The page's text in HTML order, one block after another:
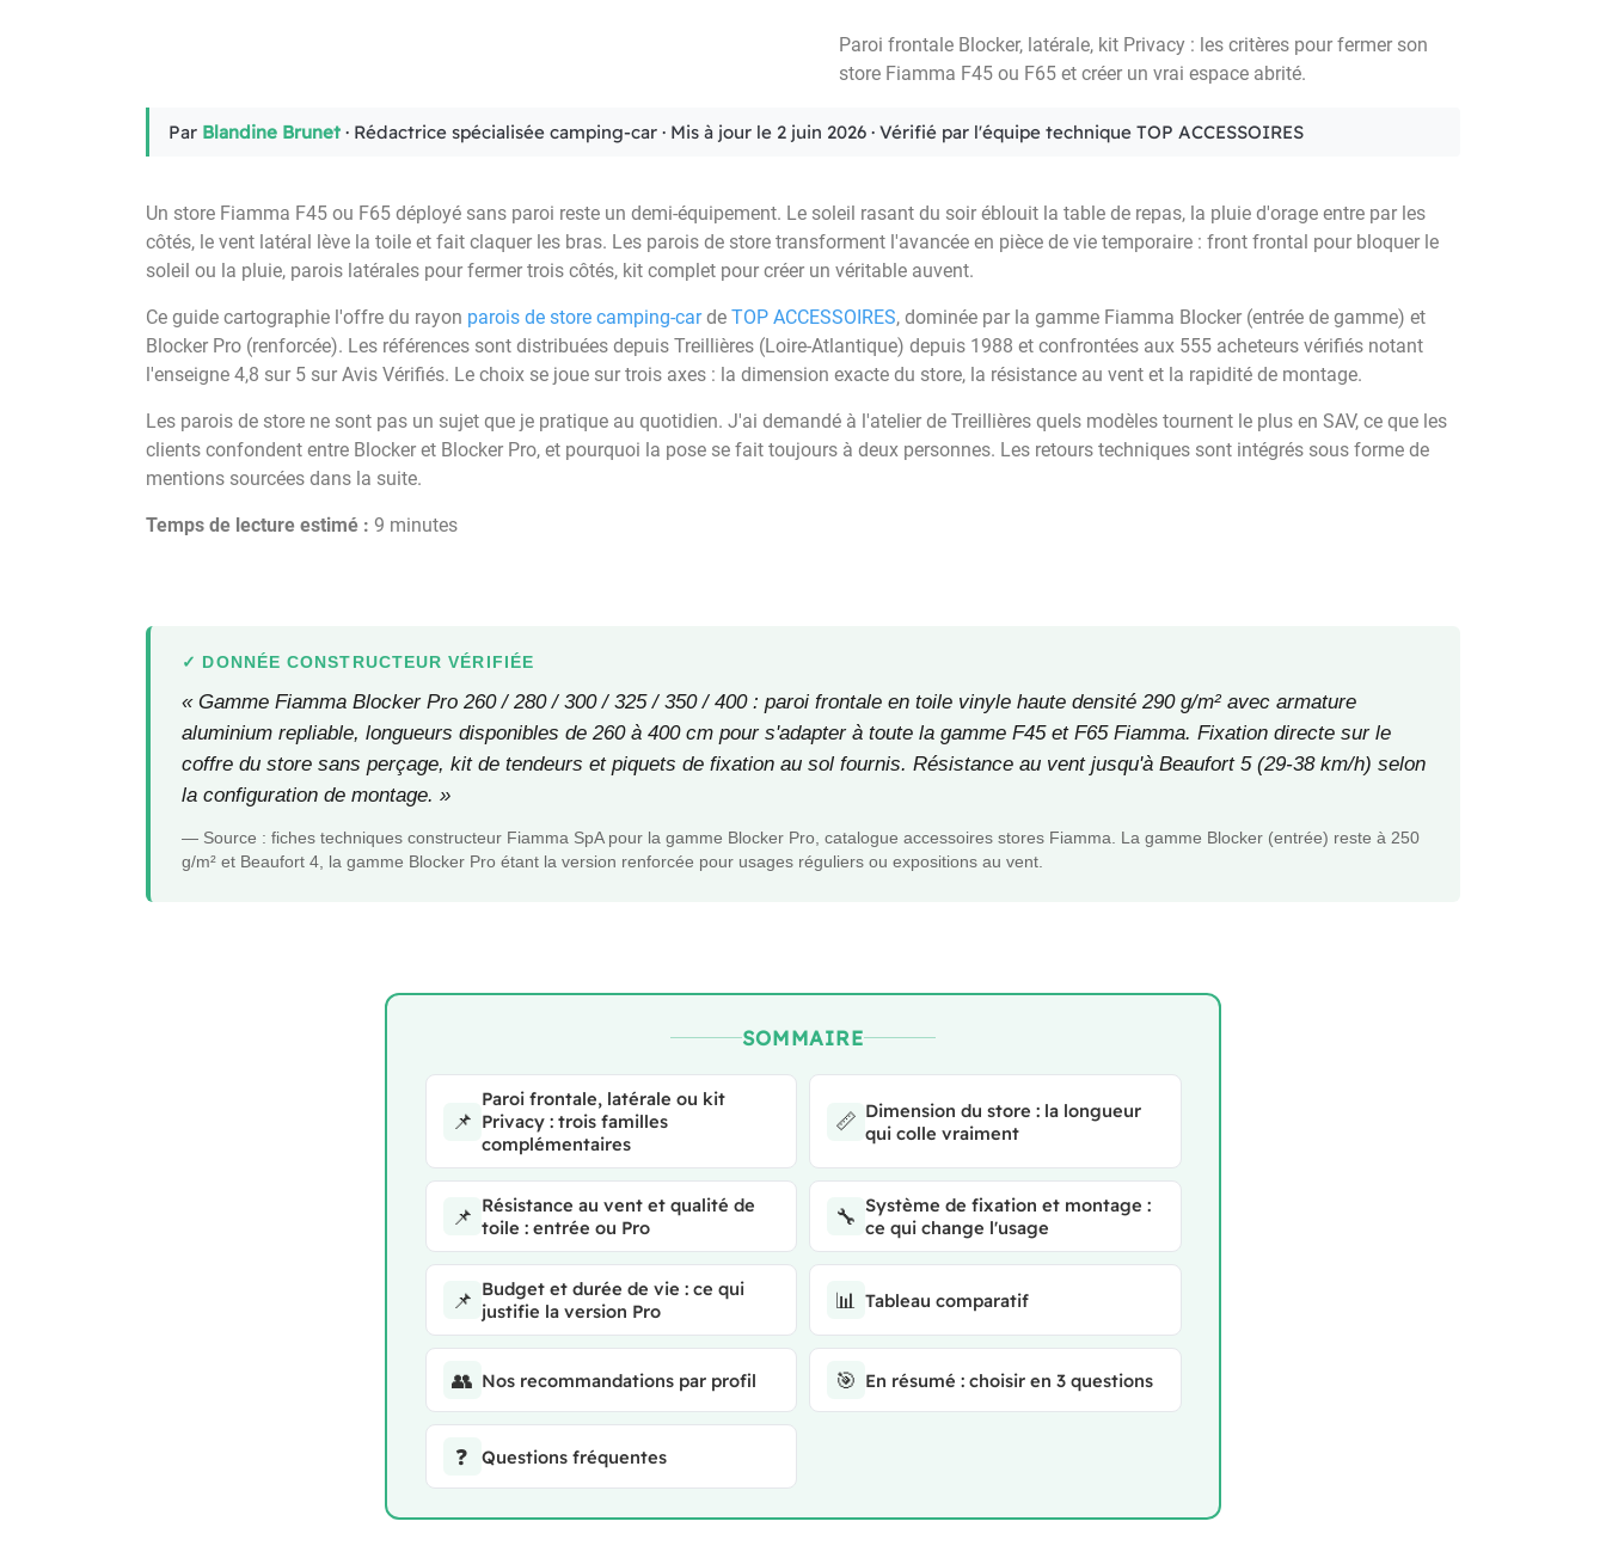
Paroi frontale Blocker, latérale, kit Privacy : les critères pour fermer son
store Fiamma F45 ou F65 et créer un vrai espace abrité.
Par Blandine Brunet · Rédactrice spécialisée camping-car · Mis à jour le 2 juin 2026 · Vérifié par l'équipe technique TOP ACCESSOIRES
Un store Fiamma F45 ou F65 déployé sans paroi reste un demi-équipement. Le soleil rasant du soir éblouit la table de repas, la pluie d'orage entre par les
côtés, le vent latéral lève la toile et fait claquer les bras. Les parois de store transforment l'avancée en pièce de vie temporaire : front frontal pour bloquer le
soleil ou la pluie, parois latérales pour fermer trois côtés, kit complet pour créer un véritable auvent.
Ce guide cartographie l'offre du rayon parois de store camping-carde TOP ACCESSOIRES, dominée par la gamme Fiamma Blocker (entrée de gamme) et
Blocker Pro (renforcée). Les références sont distribuées depuis Treillières (Loire-Atlantique) depuis 1988 et confrontées aux 555 acheteurs vérifiés notant
l'enseigne 4,8 sur 5 sur Avis Vérifiés. Le choix se joue sur trois axes : la dimension exacte du store, la résistance au vent et la rapidité de montage.
Les parois de store ne sont pas un sujet que je pratique au quotidien. J'ai demandé à l'atelier de Treillières quels modèles tournent le plus en SAV, ce que les
clients confondent entre Blocker et Blocker Pro, et pourquoi la pose se fait toujours à deux personnes. Les retours techniques sont intégrés sous forme de
mentions sourcées dans la suite.
Temps de lecture estimé : 9 minutes
DONNÉE CONSTRUCTEUR VÉRIFIÉE
« Gamme Fiamma Blocker Pro 260 / 280 / 300 / 325 / 350 / 400 : paroi frontale en toile vinyle haute densité 290 g/m² avec armature
aluminium repliable, longueurs disponibles de 260 à 400 cm pour s'adapter à toute la gamme F45 et F65 Fiamma. Fixation directe sur le
coffre du store sans perçage, kit de tendeurs et piquets de fixation au sol fournis. Résistance au vent jusqu'à Beaufort 5 (29-38 km/h) selon
la configuration de montage. »
— Source : fiches techniques constructeur Fiamma SpA pour la gamme Blocker Pro, catalogue accessoires stores Fiamma. La gamme Blocker (entrée) reste à 250
g/m² et Beaufort 4, la gamme Blocker Pro étant la version renforcée pour usages réguliers ou expositions au vent.
SOMMAIRE
📌
Paroi frontale, latérale ou kit
Privacy : trois familles
complémentaires
📏 Dimension du store : la longueur
qui colle vraiment
📌 Résistance au vent et qualité de
toile : entrée ou Pro
🔧 Système de fixation et montage :
ce qui change l'usage
📌 Budget et durée de vie : ce qui
justifie la version Pro
📊 Tableau comparatif
👥 Nos recommandations par profil 🎯 En résumé : choisir en 3 questions
❓ Questions fréquentes